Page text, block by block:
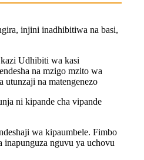
injini inadhibitiwa na basi,
Udhibiti wa kasi
na mzigo mzito wa
utunzaji na matengenezo
ni kipande cha vipande
wa kipaumbele. Fimbo
inapunguza nguvu ya uchovu